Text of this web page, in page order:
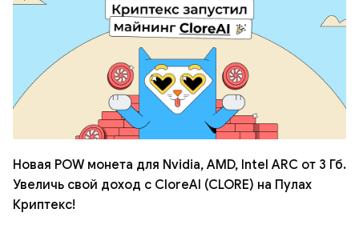
Новая POW монета для Nvidia, AMD, Intel ARC от 3 Гб.
Увеличь свой доход с CloreAI (CLORE) на Пулах
Криптекс!